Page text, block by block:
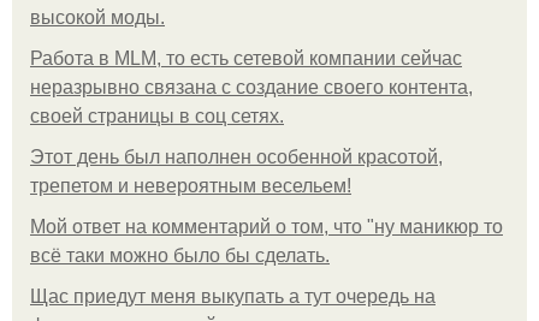
высокой моды.
Работа в MLM, то есть сетевой компании сейчас
неразрывно связана с создание своего контента,
своей страницы в соц сетях.
Этот день был наполнен особенной красотой,
трепетом и невероятным весельем!
Мой ответ на комментарий о том, что "ну маникюр то
всё таки можно было бы сделать.
Щас приедут меня выкупать а тут очередь на